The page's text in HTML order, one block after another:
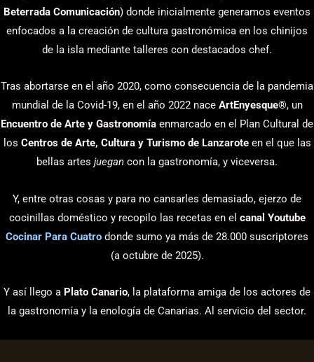
Beterrada Comunicación) donde inicialmente generamos eventos
enfocados a la creación de cultura gastronómica en los chinijos
de la isla mediante talleres con destacados chef.
Tras abortarse en el año 2020, como consecuencia de la pandemia
mundial de la Covid-19, en el año 2022 nace ArtEnyesque®, un
Encuentro de Arte y Gastronomía enmarcado en el Plan Cultural de
los Centros de Arte, Cultura y Turismo de Lanzaroteen el que las
bellas artes juegan con la gastronomía, y viceversa.
Y, entre otras cosas y para no cansarles demasiado, ejerzo de
cocinillas doméstico y recopilo las recetas en el canal Youtube
Cocinar Para Cuatro donde sumo ya más de 28.000 suscriptores
(a octubre de 2025).
Y así llego a Plato Canario, la plataforma amiga de los actores de
la gastronomía y la enología de Canarias. Al servicio del sector.